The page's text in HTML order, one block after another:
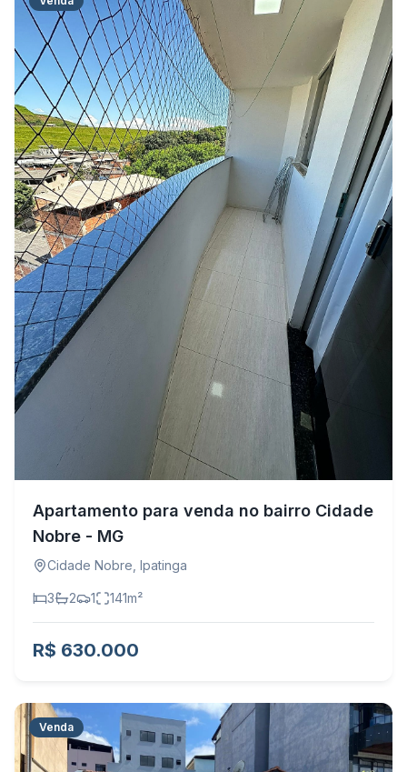
Apartamento para venda no bairro Cidade
Nobre - MG
Cidade Nobre Ipatinga
3 2 1 141m²
R$ 630.000
Venda